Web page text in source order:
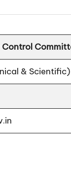
Control
& Scientific)